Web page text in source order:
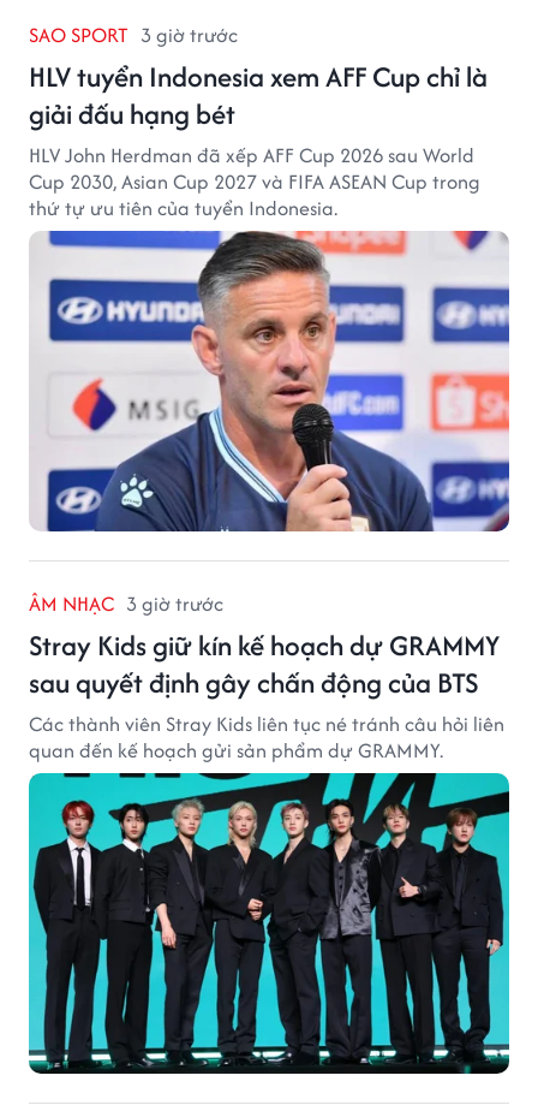
SAO SPORT 3 giờ trước
HLV tuyển Indonesia xem AFF Cup chỉ là
giải đấu hạng bét
HLV John Herdman đã xếp AFF Cup 2026 sau World
Cup 2030, Asian Cup 2027 và FIFA ASEAN Cup trong
thứ tự ưu tiên của tuyển Indonesia.
ÂM NHẠC 3 giờ trước
Stray Kids giữ kín kế hoạch dự GRAMMY
sau quyết định gây chấn động của BTS
Các thành viên Stray Kids liên tục né tránh câu hỏi liên
quan đến kế hoạch gửi sản phẩm dự GRAMMY.